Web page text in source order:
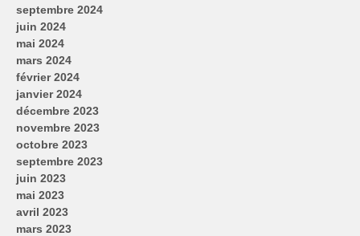
septembre 2024
juin 2024
mai 2024
mars 2024
février 2024
janvier 2024
décembre 2023
novembre 2023
octobre 2023
septembre 2023
juin 2023
mai 2023
avril 2023
mars 2023